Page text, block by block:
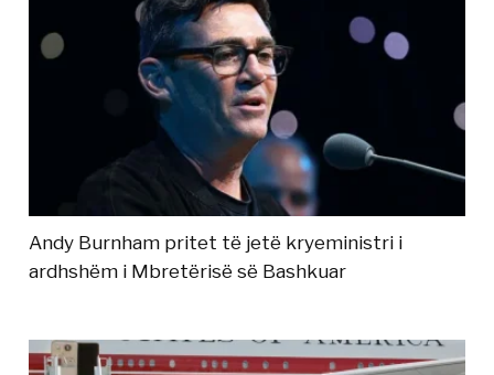
Andy Burnham pritet të jetë kryeministri i
ardhshëm i Mbretërisë së Bashkuar